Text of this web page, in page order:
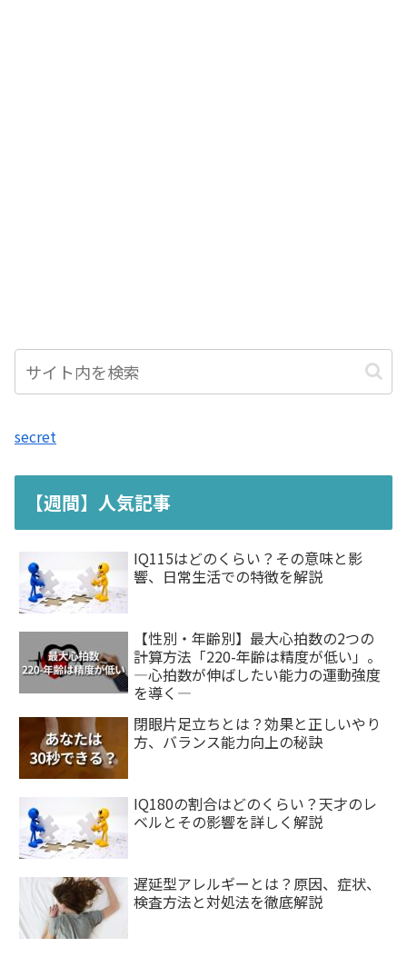
secret
【週間】人気記事
IQ115はどのくらい？その意味と影
響、日常生活での特徴を解説
【性別・年齢別】最大心拍数の2つの
計算方法「220-年齢は精度が低い」。
―心拍数が伸ばしたい能力の運動強度
を導く―
閉眼片足立ちとは？効果と正しいやり
方、バランス能力向上の秘訣
IQ180の割合はどのくらい？天才のレ
ベルとその影響を詳しく解説
遅延型アレルギーとは？原因、症状、
検査方法と対処法を徹底解説